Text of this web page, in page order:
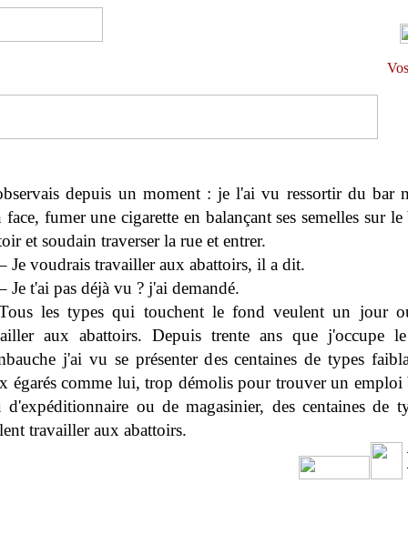
depuis un moment : je l'ai vu ressortir du bar
face, fumer une cigarette en balançant ses semelles sur
et soudain traverser la rue et entrer.
Je voudrais travailler aux abattoirs, il a dit.
Je t'ai pas déjà vu ? j'ai demandé.
les types qui touchent le fond veulent un jour
aux abattoirs. Depuis trente ans que j'occupe le
j'ai vu se présenter des centaines de types
égarés comme lui, trop démolis pour trouver un emploi
d'expéditionnaire ou de magasinier, des centaines de
travailler aux abattoirs.